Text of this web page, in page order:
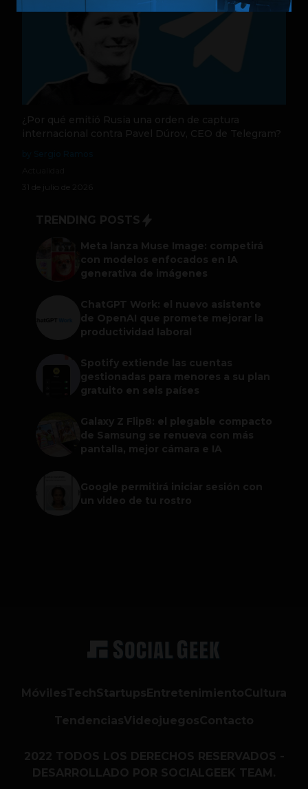
¿Por qué emitió Rusia una orden de captura
internacional contra Pavel Dúrov, CEO de Telegram?
31 de julio de 2026
TRENDING POSTS
Meta lanza Muse Image: competirá
con modelos enfocados en IA
generativa de imágenes
ChatGPT Work: el nuevo asistente
de OpenAI que promete mejorar la
productividad laboral
Spotify extiende las cuentas
gestionadas para menores a su plan
gratuito en seis países
Galaxy Z Flip8: el plegable compacto
de Samsung se renueva con más
pantalla, mejor cámara e IA
Google permitirá iniciar sesión con
un video de tu rostro